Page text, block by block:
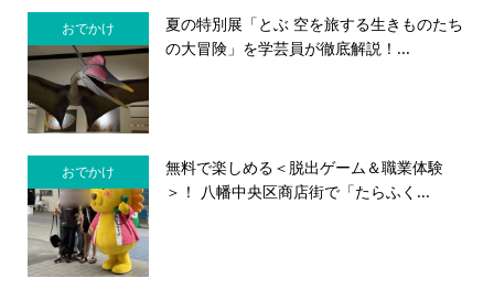
おでかけ
夏の特別展「とぶ 空を旅する生きものたち
の大冒険」を学芸員が徹底解説！...
おでかけ
無料で楽しめる＜脱出ゲーム＆職業体験
＞！ 八幡中央区商店街で「たらふく...